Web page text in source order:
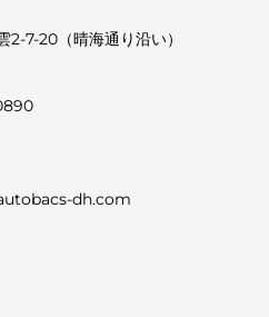
7-20（晴海通り沿い）
dh.com